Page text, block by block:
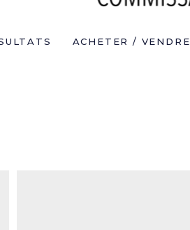
ACHETER / VENDRE